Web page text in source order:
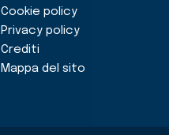
Cookie policy
Privacy policy
Crediti
Mappa del sito